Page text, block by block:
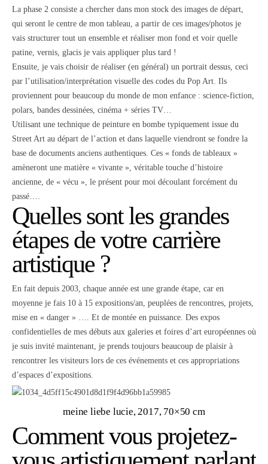
La phase 2 consiste a chercher dans mon stock des images de départ,
qui seront le centre de mon tableau, a partir de ces images/photos je
vais structurer tout un ensemble et réaliser mon fond et voir quelle
patine, vernis, glacis je vais appliquer plus tard !
Ensuite, je vais choisir de réaliser (en général) un portrait dessus, ceci
par l’utilisation/interprétation visuelle des codes du Pop Art. Ils
proviennent pour beaucoup du monde de mon enfance : science-fiction,
polars, bandes dessinées, cinéma + séries TV…
Utilisant une technique de peinture en bombe typiquement issue du
Street Art au départ de l’action et dans laquelle viendront se fondre la
base de documents anciens authentiques. Ces « fonds de tableaux »
amèneront une matière « vivante », véritable touche d’histoire
ancienne, de « vécu », le présent pour moi découlant forcément du
passé….
Quelles sont les grandes
étapes de votre carrière
artistique ?
En fait depuis 2003, chaque année est une grande étape, car en
moyenne je fais 10 à 15 expositions/an, peuplées de rencontres, projets,
mise en « danger » …. Et de montée en puissance. Des expos
confidentielles de mes débuts aux galeries et foires d’art européennes où
je suis invité maintenant, je prends toujours beaucoup de plaisir à
rencontrer les visiteurs lors de ces événements et ces appropriations
d’espaces d’expositions.
meine liebe lucie, 2017, 70×50 cm
Comment vous projetez-